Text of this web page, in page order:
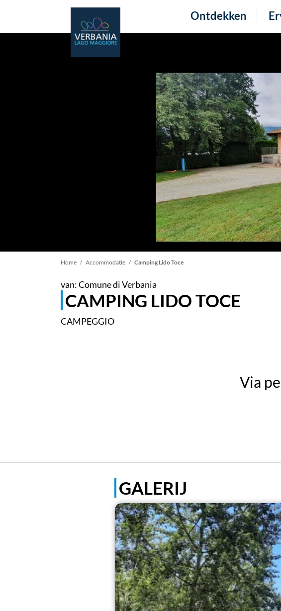
Ontdekken
Kruimelpad
Home Accommodatie Camping Lido Toce
van: Comune di Verbania
CAMPING LIDO TOCE
CAMPEGGIO
Via
GALERIJ